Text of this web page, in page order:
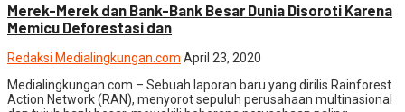
Merek-Merek dan Bank-Bank Besar Dunia Disoroti Karena
Memicu Deforestasi dan
Redaksi Medialingkungan.com April 23, 2020
Medialingkungan.com – Sebuah laporan baru yang dirilis Rainforest
Action Network (RAN), menyorot sepuluh perusahaan multinasional